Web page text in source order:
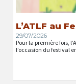
L’ATLF au
29/07/2026
Pour la première fois,
l’occasion du festival